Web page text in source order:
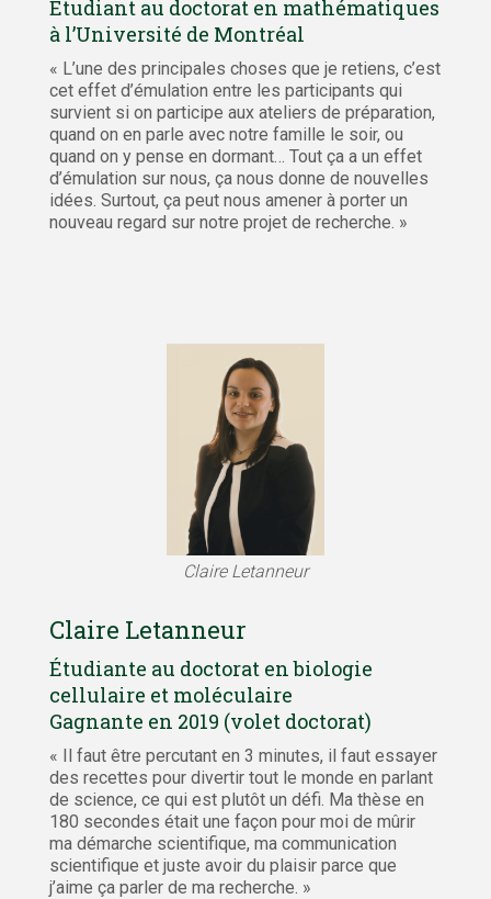
Étudiant au doctorat en mathématiques
à l’Université de Montréal
« L’une des principales choses que je retiens, c’est
cet effet d’émulation entre les participants qui
survient si on participe aux ateliers de préparation,
quand on en parle avec notre famille le soir, ou
quand on y pense en dormant… Tout ça a un effet
d’émulation sur nous, ça nous donne de nouvelles
idées. Surtout, ça peut nous amener à porter un
nouveau regard sur notre projet de recherche. »
Claire Letanneur
Claire Letanneur
Étudiante au doctorat en biologie
cellulaire et moléculaire
Gagnante en 2019 (volet doctorat)
« Il faut être percutant en 3 minutes, il faut essayer
des recettes pour divertir tout le monde en parlant
de science, ce qui est plutôt un défi. Ma thèse en
180 secondes était une façon pour moi de mûrir
ma démarche scientifique, ma communication
scientifique et juste avoir du plaisir parce que
j’aime ça parler de ma recherche. »